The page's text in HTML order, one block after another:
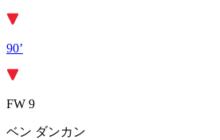
90’
FW 9
ベン ダンカン